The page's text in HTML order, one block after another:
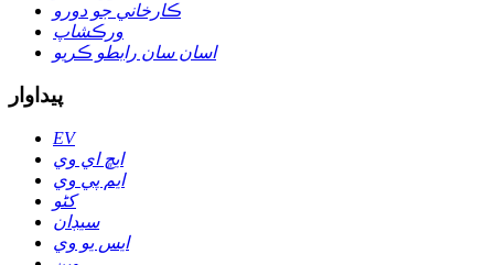
ڪارخاني جو دورو
ورڪشاپ
اسان سان رابطو ڪريو
پيداوار
EV
ايڇ اي وي
ايم پي وي
کڻو
سيڊان
ايس يو وي